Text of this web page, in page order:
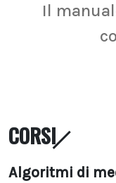
Il
CORSI
Algoritmi di